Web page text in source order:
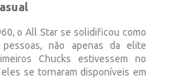
o All Star se solidificou como
não apenas da elite
Chucks estivessem no
se tornaram disponíveis em